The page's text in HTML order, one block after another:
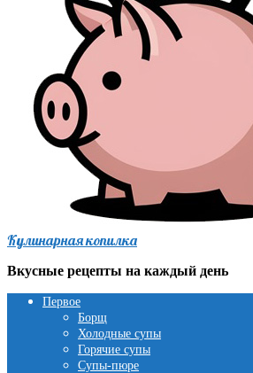
Кулинарная копилка
Вкусные рецепты на каждый день
Первое
Борщ
Холодные супы
Горячие супы
Супы-пюре